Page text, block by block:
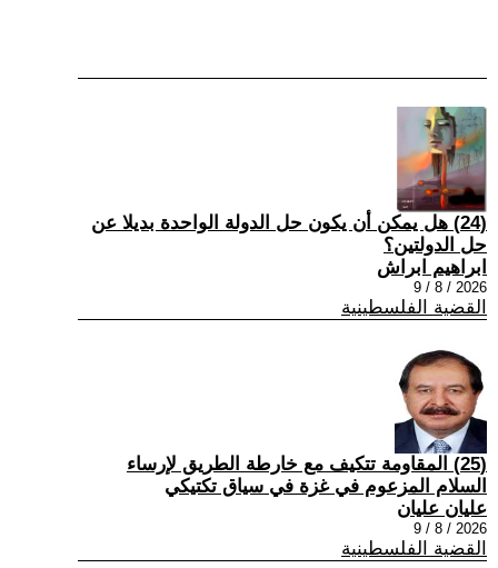
(24) هل يمكن أن يكون حل الدولة الواحدة بديلا عن
حل الدولتين؟
ابراهيم ابراش
2026 / 8 / 9
القضية الفلسطينية
(25) المقاومة تتكيف مع خارطة الطريق لإرساء
السلام المزعوم في غزة في سياق تكتيكي
عليان عليان
2026 / 8 / 9
القضية الفلسطينية